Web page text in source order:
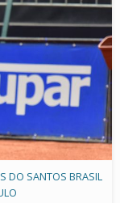
DO SANTOS BRASIL